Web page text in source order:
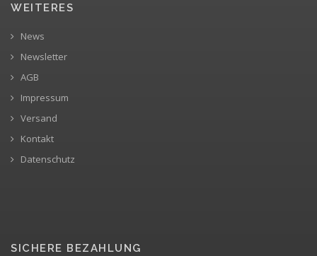
WEITERES
News
Newsletter
AGB
Impressum
Versand
Kontakt
Datenschutz
SICHERE BEZAHLUNG